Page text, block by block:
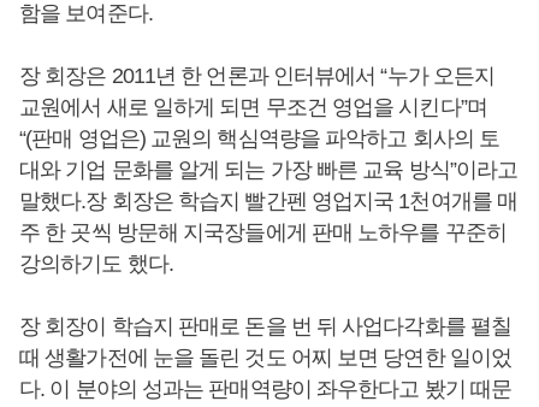
함을 보여준다.
장 회장은 2011년 한 언론과 인터뷰에서 “누가 오든지
교원에서 새로 일하게 되면 무조건 영업을 시킨다”며
“(판매 영업은) 교원의 핵심역량을 파악하고 회사의 토
대와 기업 문화를 알게 되는 가장 빠른 교육 방식”이라고
말했다.장 회장은 학습지 빨간펜 영업지국 1천여개를 매
주 한 곳씩 방문해 지국장들에게 판매 노하우를 꾸준히
강의하기도 했다.
장 회장이 학습지 판매로 돈을 번 뒤 사업다각화를 펼칠
때 생활가전에 눈을 돌린 것도 어찌 보면 당연한 일이었
다. 이 분야의 성과는 판매역량이 좌우한다고 봤기 때문